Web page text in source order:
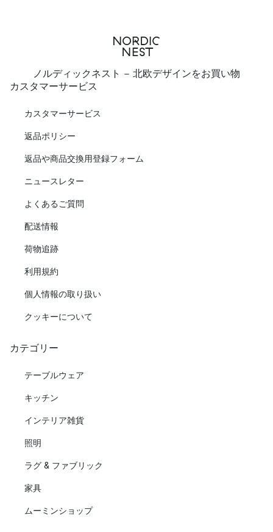
ノルディックネスト - 北欧デザインをお買い物
カスタマーサービス
カスタマーサービス
返品ポリシー
返品や商品交換用登録フォーム
ニュースレター
よくあるご質問
配送情報
荷物追跡
利用規約
個人情報の取り扱い
クッキーについて
カテゴリー
テーブルウェア
キッチン
インテリア雑貨
照明
ラグ & ファブリック
家具
ムーミンショップ